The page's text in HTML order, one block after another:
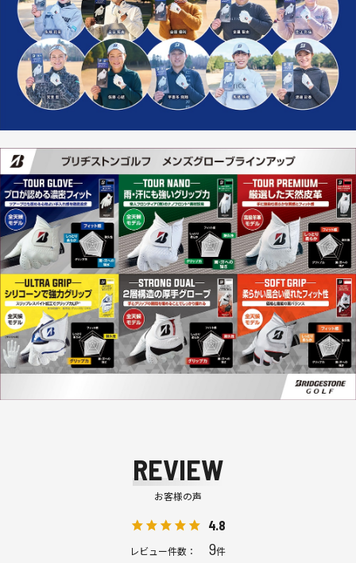
REVIEW
お客様の声
4.8
レビュー件数： 9件